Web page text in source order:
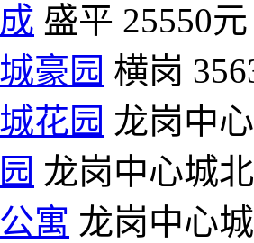
盛平 25550元
豪园 横岗
花园 龙岗中
龙岗中心城北
寓 龙岗中心